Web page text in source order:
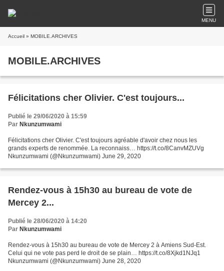
MENU
Accueil » MOBILE.ARCHIVES
MOBILE.ARCHIVES
Félicitations cher Olivier. C'est toujours...
Publié le 29/06/2020 à 15:59
Par Nkunzumwami
Félicitations cher Olivier. C'est toujours agréable d'avoir chez nous les
grands experts de renommée. La reconnaiss… https://t.co/8CanvMZUVg
Nkunzumwami (@Nkunzumwami) June 29, 2020
Rendez-vous à 15h30 au bureau de vote de
Mercey 2...
Publié le 28/06/2020 à 14:20
Par Nkunzumwami
Rendez-vous à 15h30 au bureau de vote de Mercey 2 à Amiens Sud-Est.
Celui qui ne vote pas perd le droit de se plain… https://t.co/8Xjkd1NJq1
Nkunzumwami (@Nkunzumwami) June 28, 2020